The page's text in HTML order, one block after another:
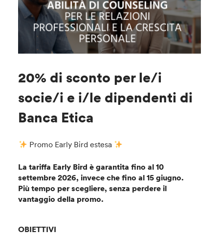
20% di sconto per le/i
socie/i e i/le dipendenti di
Banca Etica
Promo Early Bird estesa
La tariffa Early Bird è garantita fino al 10
settembre 2026, invece che fino al 15 giugno.
Più tempo per scegliere, senza perdere il
vantaggio della promo.
OBIETTIVI